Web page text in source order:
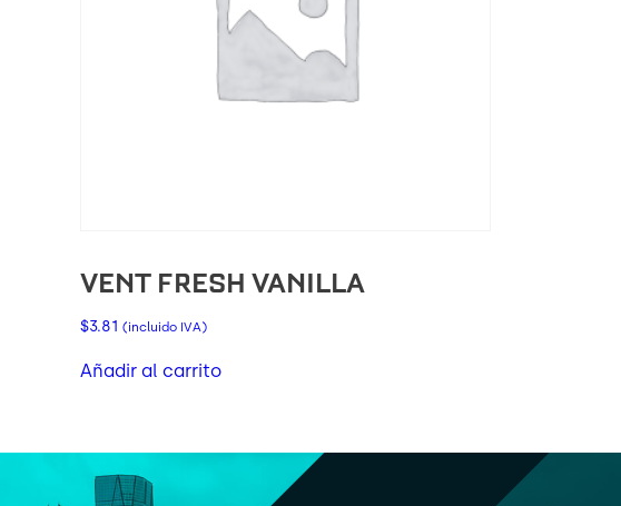
VENT FRESH VANILLA
$3.81 (incluido IVA)
Añadir al carrito